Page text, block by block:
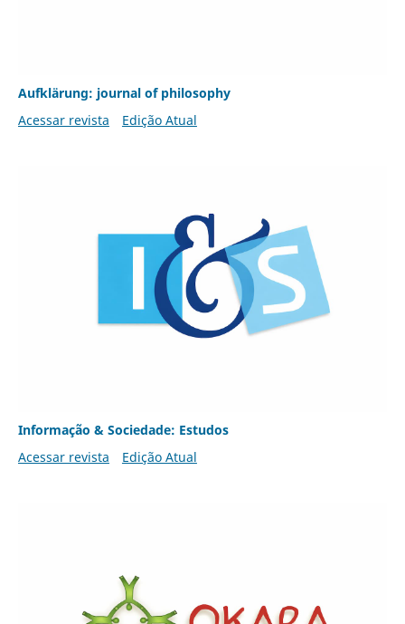
Aufklärung: journal of philosophy
Acessar revista
Edição Atual
Informação & Sociedade: Estudos
Acessar revista
Edição Atual